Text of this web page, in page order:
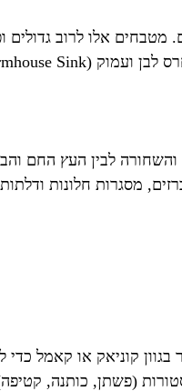
אלו לרוב גדולים
לבין העץ החם
מסגרות חלונות
בגוון קוניאק או קאמל
(פשתן, כותנה,